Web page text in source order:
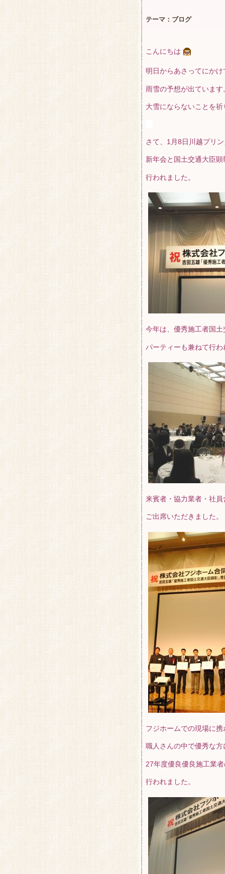
テーマ： ブログ
こんにちは
明日からあさってにか
雨雪の予想が出ています
大雪にならないことを祈
さて、1月8日川越プリ
新年会と国土交通大臣
行われました。
今年は、優秀施工者国
パーティーも兼ねて行わ
来賓者・協力業者・社
ご出席いただきました。
フジホームでの現場に
職人さんの中で優秀な方
27年度優良優良施工業
行われました。